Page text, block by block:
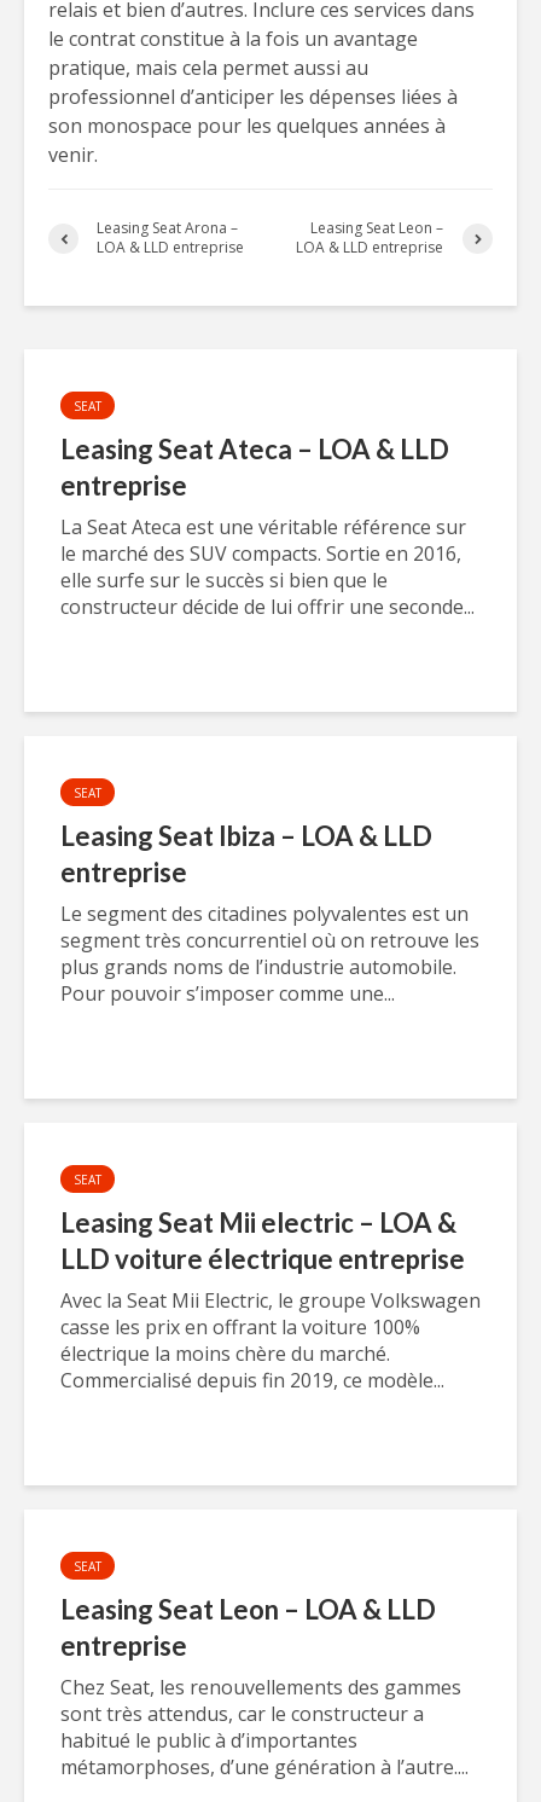
relais et bien d’autres. Inclure ces services dans
le contrat constitue à la fois un avantage
pratique, mais cela permet aussi au
professionnel d’anticiper les dépenses liées à
son monospace pour les quelques années à
venir.
Leasing Seat Arona –
LOA & LLD entreprise
Leasing Seat Leon –
LOA & LLD entreprise
SEAT
Leasing Seat Ateca – LOA & LLD
entreprise
La Seat Ateca est une véritable référence sur
le marché des SUV compacts. Sortie en 2016,
elle surfe sur le succès si bien que le
constructeur décide de lui offrir une seconde...
SEAT
Leasing Seat Ibiza – LOA & LLD
entreprise
Le segment des citadines polyvalentes est un
segment très concurrentiel où on retrouve les
plus grands noms de l’industrie automobile.
Pour pouvoir s’imposer comme une...
SEAT
Leasing Seat Mii electric – LOA &
LLD voiture électrique entreprise
Avec la Seat Mii Electric, le groupe Volkswagen
casse les prix en offrant la voiture 100%
électrique la moins chère du marché.
Commercialisé depuis fin 2019, ce modèle...
SEAT
Leasing Seat Leon – LOA & LLD
entreprise
Chez Seat, les renouvellements des gammes
sont très attendus, car le constructeur a
habitué le public à d’importantes
métamorphoses, d’une génération à l’autre....